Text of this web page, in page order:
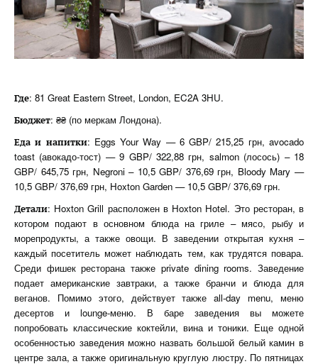
Где: 81 Great Eastern Street, London, EC2A 3HU.
Бюджет: ₴₴ (по меркам Лондона).
Еда и напитки: Eggs Your Way — 6 GBP/ 215,25 грн, avocado
toast (авокадо-тост) — 9 GBP/ 322,88 грн, salmon (лосось) – 18
GBP/ 645,75 грн, Negroni – 10,5 GBP/ 376,69 грн, Bloody Mary —
10,5 GBP/ 376,69 грн, Hoxton Garden — 10,5 GBP/ 376,69 грн.
Детали: Hoxton Grill расположен в Hoxton Hotel. Это ресторан, в
котором подают в основном блюда на гриле – мясо, рыбу и
морепродукты, а также овощи. В заведении открытая кухня –
каждый посетитель может наблюдать тем, как трудятся повара.
Среди фишек ресторана также private dining rooms. Заведение
подает американские завтраки, а также бранчи и блюда для
веганов. Помимо этого, действует также all-day menu, меню
десертов и lounge-меню. В баре заведения вы можете
попробовать классические коктейли, вина и тоники. Еще одной
особенностью заведения можно назвать большой белый камин в
центре зала, а также оригинальную круглую люстру. По пятницах